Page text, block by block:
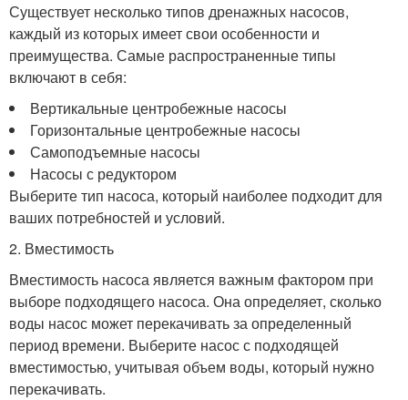
Существует несколько типов дренажных насосов,
каждый из которых имеет свои особенности и
преимущества. Самые распространенные типы
включают в себя:
Вертикальные центробежные насосы
Горизонтальные центробежные насосы
Самоподъемные насосы
Насосы с редуктором
Выберите тип насоса, который наиболее подходит для
ваших потребностей и условий.
2. Вместимость
Вместимость насоса является важным фактором при
выборе подходящего насоса. Она определяет, сколько
воды насос может перекачивать за определенный
период времени. Выберите насос с подходящей
вместимостью, учитывая объем воды, который нужно
перекачивать.